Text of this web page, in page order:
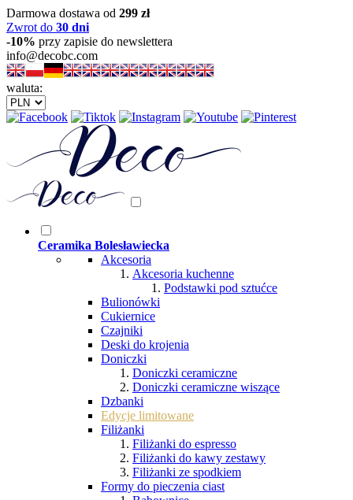
Darmowa dostawa od 299 zł
Zwrot do 30 dni
-10% przy zapisie do newslettera
info@decobc.com
waluta:
Ceramika Bolesławiecka
Akcesoria
Akcesoria kuchenne
Podstawki pod sztućce
Bulionówki
Cukiernice
Czajniki
Deski do krojenia
Doniczki
Doniczki ceramiczne
Doniczki ceramiczne wiszące
Dzbanki
Edycje limitowane
Filiżanki
Filiżanki do espresso
Filiżanki do kawy zestawy
Filiżanki ze spodkiem
Formy do pieczenia ciast